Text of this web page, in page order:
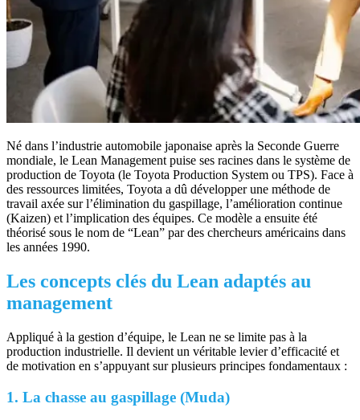
Né dans l’industrie automobile japonaise après la Seconde Guerre
mondiale, le Lean Management puise ses racines dans le système de
production de Toyota (le Toyota Production System ou TPS). Face à
des ressources limitées, Toyota a dû développer une méthode de
travail axée sur l’élimination du gaspillage, l’amélioration continue
(Kaizen) et l’implication des équipes. Ce modèle a ensuite été
théorisé sous le nom de “Lean” par des chercheurs américains dans
les années 1990.
Les concepts clés du Lean adaptés au
management
Appliqué à la gestion d’équipe, le Lean ne se limite pas à la
production industrielle. Il devient un véritable levier d’efficacité et
de motivation en s’appuyant sur plusieurs principes fondamentaux :
1. La chasse au gaspillage (Muda)